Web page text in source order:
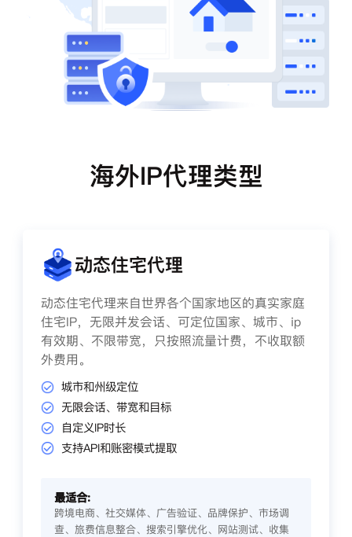
海外IP代理类型
动态住宅代理
动态住宅代理来自世界各个国家地区的真实家庭
住宅IP，无限并发会话、可定位国家、城市、ip
有效期、不限带宽，只按照流量计费，不收取额
外费用。
城市和州级定位
无限会话、带宽和目标
自定义IP时长
支持API和账密模式提取
最适合:
跨境电商、社交媒体、广告验证、品牌保护、市场调
查、旅费信息整合、搜索引擎优化、网站测试、收集